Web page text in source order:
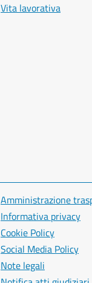
Vita lavorativa
Amministrazione
Informativa privacy
Cookie Policy
Social Media Policy
Note legali